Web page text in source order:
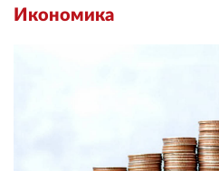
Икономика